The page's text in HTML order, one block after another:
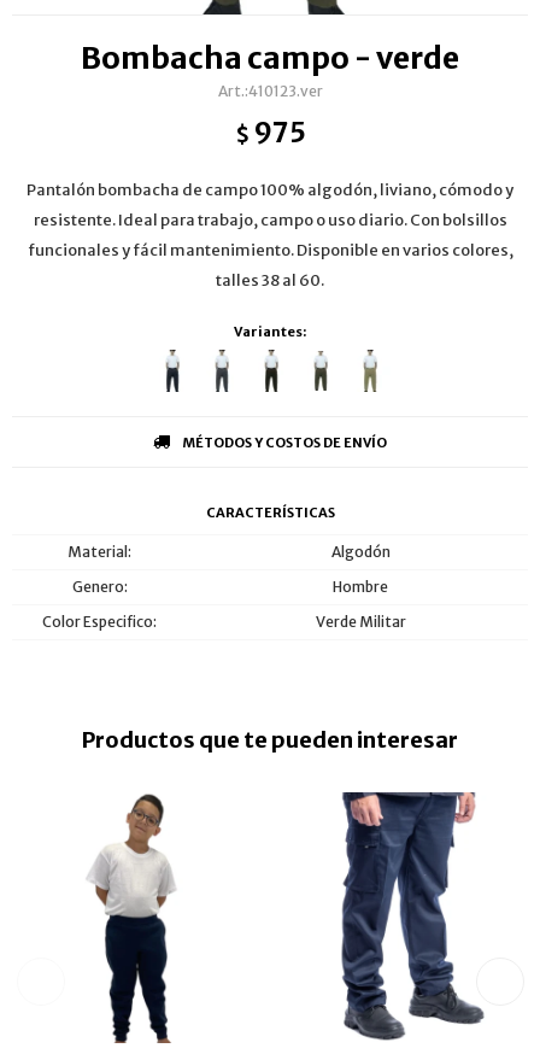
Bombacha campo - verde
410123.ver
$ 975
Pantalón bombacha de campo 100% algodón, liviano, cómodo y
resistente. Ideal para trabajo, campo o uso diario. Con bolsillos
funcionales y fácil mantenimiento. Disponible en varios colores,
talles 38 al 60.
Variantes:
MÉTODOS Y COSTOS DE ENVÍO
CARACTERÍSTICAS
Material
Algodón
Genero
Hombre
Color Especifico
Verde Militar
Productos que te pueden interesar